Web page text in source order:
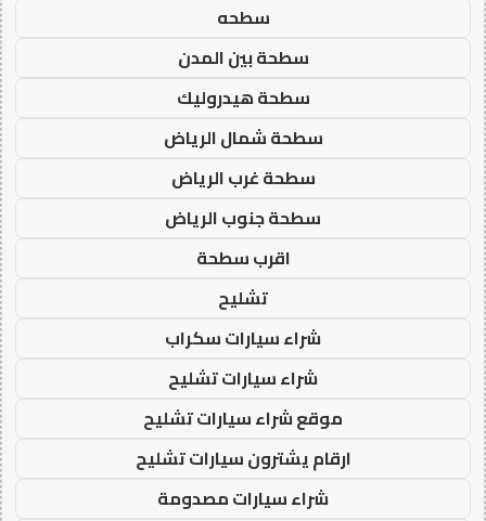
سطحه
سطحة بين المدن
سطحة هيدروليك
سطحة شمال الرياض
سطحة غرب الرياض
سطحة جنوب الرياض
اقرب سطحة
تشليح
شراء سيارات سكراب
شراء سيارات تشليح
موقع شراء سيارات تشليح
ارقام يشترون سيارات تشليح
شراء سيارات مصدومة